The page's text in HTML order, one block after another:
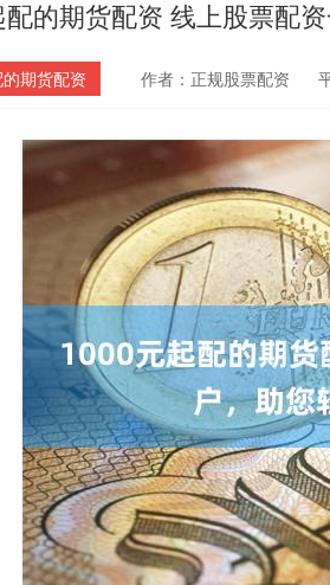
配的期货配资 线上股票配
期货配资 作者：正规股票配资